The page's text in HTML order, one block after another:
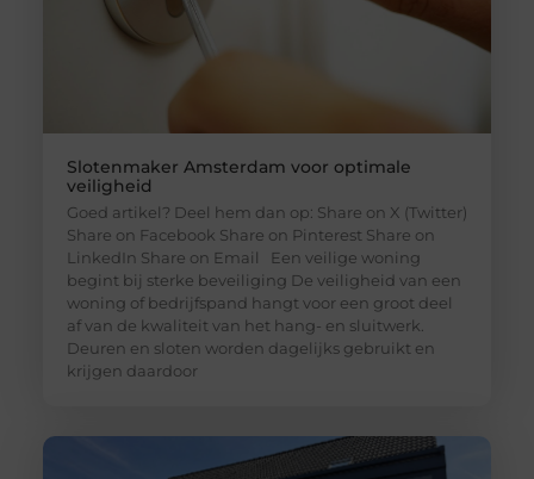
Slotenmaker Amsterdam voor optimale
veiligheid
Goed artikel? Deel hem dan op: Share on X (Twitter)
Share on Facebook Share on Pinterest Share on
LinkedIn Share on Email Een veilige woning
begint bij sterke beveiliging De veiligheid van een
woning of bedrijfspand hangt voor een groot deel
af van de kwaliteit van het hang- en sluitwerk.
Deuren en sloten worden dagelijks gebruikt en
krijgen daardoor